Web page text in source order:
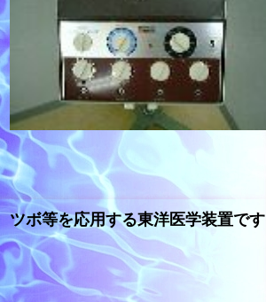
ツボ等を応用する東洋医学装置です